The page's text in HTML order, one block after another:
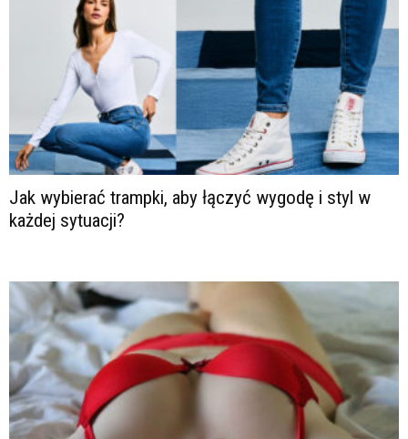
Jak wybierać trampki, aby łączyć wygodę i styl w
każdej sytuacji?